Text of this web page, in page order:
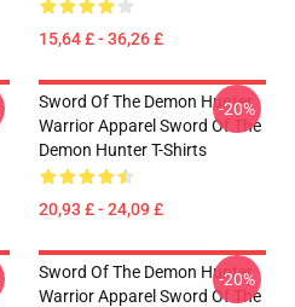
15,64 £ - 36,26 £
Sword Of The Demon Hunter
Warrior Apparel Sword Of The
Demon Hunter T-Shirts
20,93 £ - 24,09 £
-20%
Sword Of The Demon Hunter
Warrior Apparel Sword Of The
-20%